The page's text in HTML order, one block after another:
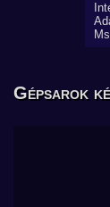
Gépsarok